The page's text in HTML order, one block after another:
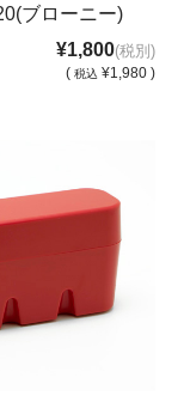
ブローニー)
¥1,800(税別)
( 税込 ¥1,980 )